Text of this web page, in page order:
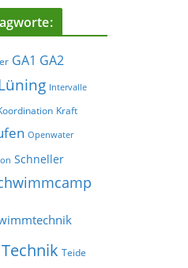
GA1 GA2
Intervalle
Kraft
Openwater
Schneller
Technik Teide